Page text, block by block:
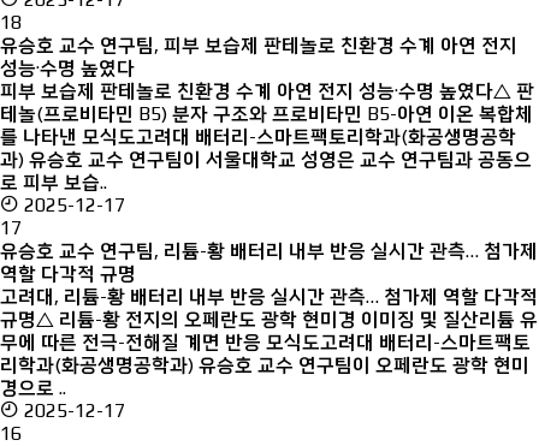
18
유승호 교수 연구팀, 피부 보습제 판테놀로 친환경 수계 아연 전지
성능·수명 높였다
피부 보습제 판테놀로 친환경 수계 아연 전지 성능·수명 높였다△ 판
테놀(프로비타민 B5) 분자 구조와 프로비타민 B5-아연 이온 복합체
를 나타낸 모식도고려대 배터리-스마트팩토리학과(화공생명공학
과) 유승호 교수 연구팀이 서울대학교 성영은 교수 연구팀과 공동으
로 피부 보습..
2025-12-17
17
유승호 교수 연구팀, 리튬-황 배터리 내부 반응 실시간 관측… 첨가제
역할 다각적 규명
고려대, 리튬-황 배터리 내부 반응 실시간 관측… 첨가제 역할 다각적
규명△ 리튬-황 전지의 오페란도 광학 현미경 이미징 및 질산리튬 유
무에 따른 전극-전해질 계면 반응 모식도고려대 배터리-스마트팩토
리학과(화공생명공학과) 유승호 교수 연구팀이 오페란도 광학 현미
경으로 ..
2025-12-17
16